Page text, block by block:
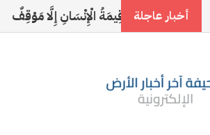
أخبار عاجلة
مَا قِيمَةُ الْإِنْسَانِ إِلَّا مَوْقِفٌ